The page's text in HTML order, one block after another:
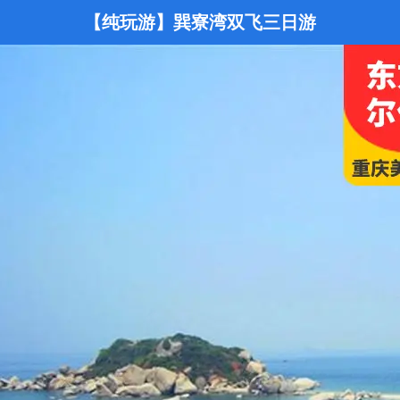
【纯玩游】巽寮湾双飞三日游